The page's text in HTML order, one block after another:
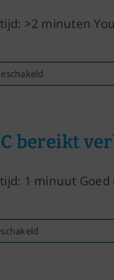
>2 minuten
Paula’s
2026
bereikt
1 minuut Goed
VNC